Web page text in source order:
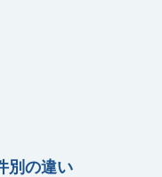
別の違い